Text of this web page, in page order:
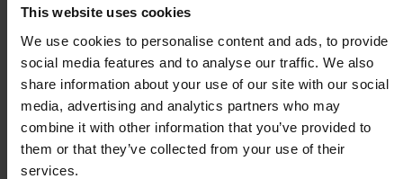
This website uses cookies
We use cookies to personalise content and ads, to provide
social media features and to analyse our traffic. We also
share information about your use of our site with our social
media, advertising and analytics partners who may
combine it with other information that you’ve provided to
them or that they’ve collected from your use of their
services.
Vollständig auf Lager
Versand erfolgt innerhalb von 2 Tagen
In den Warenkorb legen